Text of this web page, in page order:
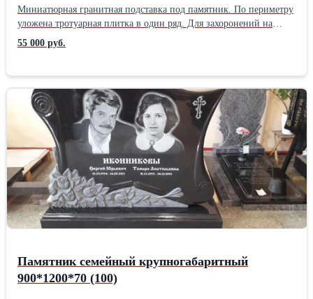
Миниатюрная гранитная подставка под памятник. По периметру
уложена тротуарная плитка в один ряд. Для захоронений на
стандартных одиночных участках.
55 000 руб.
Памятник семейный крупногабаритный
900*1200*70 (100)